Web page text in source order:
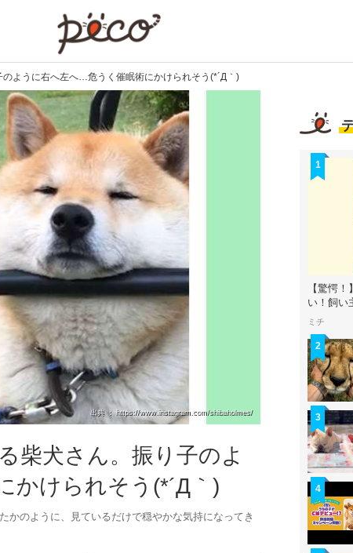
ように右へ左へ…危うく催眠術にかけられそう(*´Д｀)
出典 ： https://www.instagram.com/shibaholmes/
柴犬さん。振り子のよ
かけられそう(*´Д｀)
かのように、見ているだけで穏やかな気持になってき
1
【驚愕
い！飼い
ミチ
2
3
4